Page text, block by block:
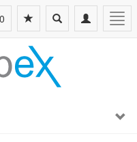
Toggle
navigation
Toggle
search
0